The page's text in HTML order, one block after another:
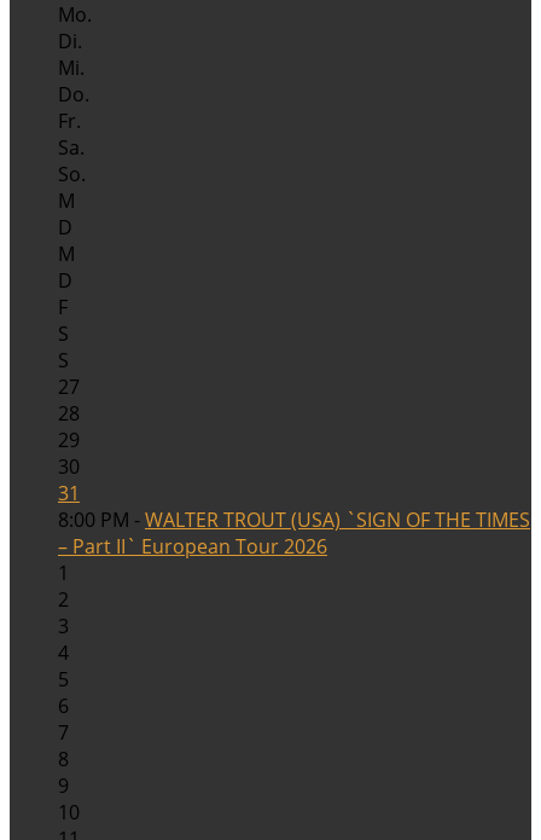
Mo.
Di.
Mi.
Do.
Fr.
Sa.
So.
M
D
M
D
F
S
S
27
28
29
30
31
8:00 PM -WALTER TROUT (USA) `SIGN OF THE TIMES
– Part II` European Tour 2026
1
2
3
4
5
6
7
8
9
10